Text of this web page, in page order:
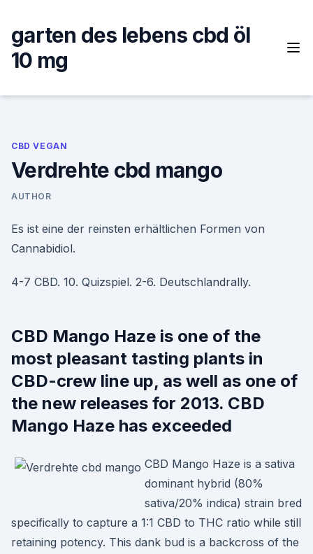
content
garten des lebens cbd öl
10 mg
CBD VEGAN
Verdrehte cbd mango
AUTHOR
Es ist eine der reinsten erhältlichen Formen von
Cannabidiol.
4-7 CBD. 10. Quizspiel. 2-6. Deutschlandrally.
CBD Mango Haze is one of the
most pleasant tasting plants in
CBD-crew line up, as well as one of
the new releases for 2013. CBD
Mango Haze has exceeded
CBD Mango Haze is a sativa
dominant hybrid (80%
sativa/20% indica) strain bred
specifically to capture a 1:1 CBD to THC ratio while still
retaining potency. This dank bud is a backcross of the